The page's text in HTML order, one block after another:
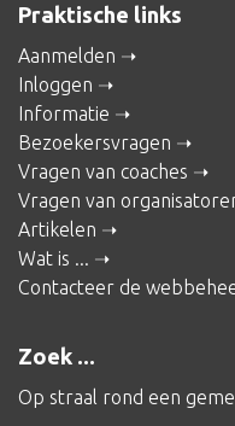
Praktische links
Aanmelden
Inloggen
Informatie
Bezoekersvragen
Vragen van coaches
Vragen van
Artikelen
Wat is ...
Contacteer de
Zoek ...
Op straal rond een